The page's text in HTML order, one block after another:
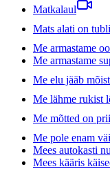
Matkalaul
Mats alati on
Me armastame
Me armastame
Me elu jääb
Me lähme rukist
Me mõtted on
Me pole enam
Mees autokasti
Mees kääris